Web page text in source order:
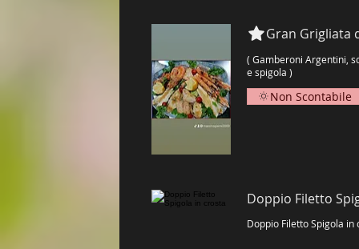
Gran Grigliata
( Gamberoni Argentini, scampi
Non Scontabile
Doppio Filetto